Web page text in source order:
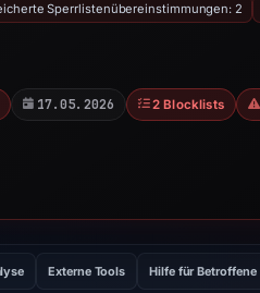
Sperrlistenübereinstimmungen: 2
17.05.2026 2 Blocklists
Externe Tools Hilfe für Betroffene